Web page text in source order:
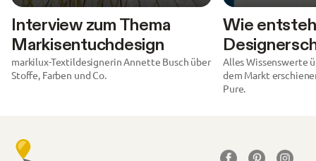
Interview zum Thema
Markisentuchdesign
markilux-Textildesignerin Annette Busch über
Stoffe, Farben und Co.
Wie
Alles Wissenswerte
dem Markt
Pure.